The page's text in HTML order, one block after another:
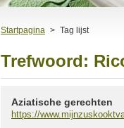
Startpagina > Tag lijst
Trefwoord:
Aziatische gerechten
https://